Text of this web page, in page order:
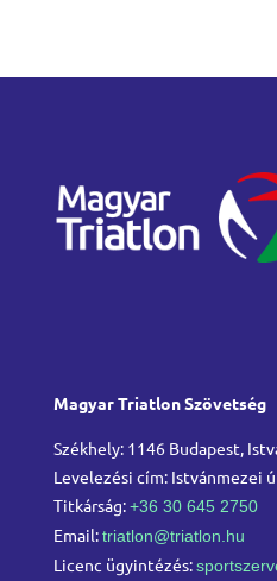
Magyar Triatlon Szövetség
Székhely: 1146 Budapest,
Levelezési cím: Istvánmezei
Titkárság:+36 30 645 2750
Email:triatlon@triatlon.hu
Licenc ügyintézés: